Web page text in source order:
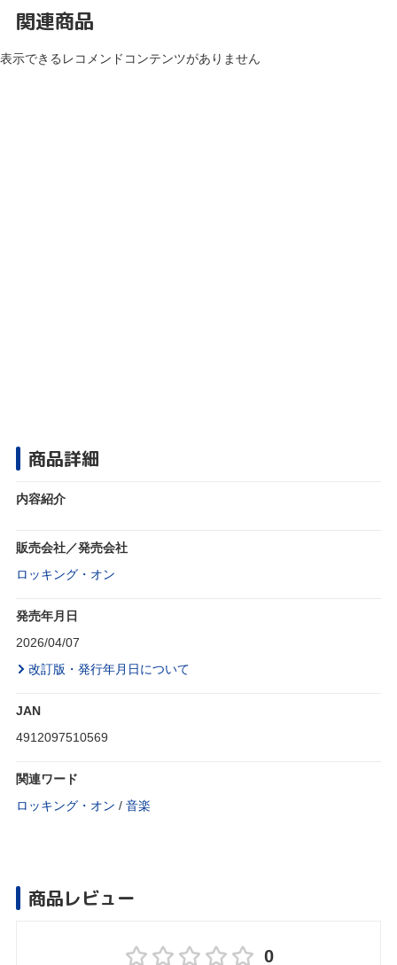
関連商品
表示できるレコメンドコンテンツがありません
商品詳細
内容紹介
販売会社／発売会社
ロッキング・オン
発売年月日
2026/04/07
改訂版・発行年月日について
JAN
4912097510569
関連ワード
ロッキング・オン / 音楽
商品レビュー
0